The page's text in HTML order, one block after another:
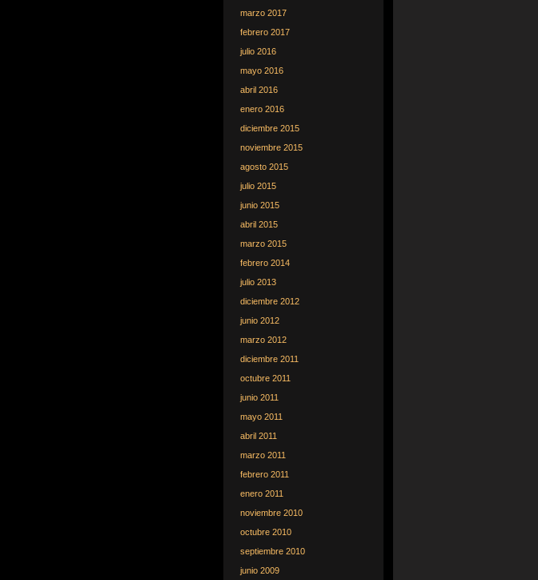
marzo 2017
febrero 2017
julio 2016
mayo 2016
abril 2016
enero 2016
diciembre 2015
noviembre 2015
agosto 2015
julio 2015
junio 2015
abril 2015
marzo 2015
febrero 2014
julio 2013
diciembre 2012
junio 2012
marzo 2012
diciembre 2011
octubre 2011
junio 2011
mayo 2011
abril 2011
marzo 2011
febrero 2011
enero 2011
noviembre 2010
octubre 2010
septiembre 2010
junio 2009